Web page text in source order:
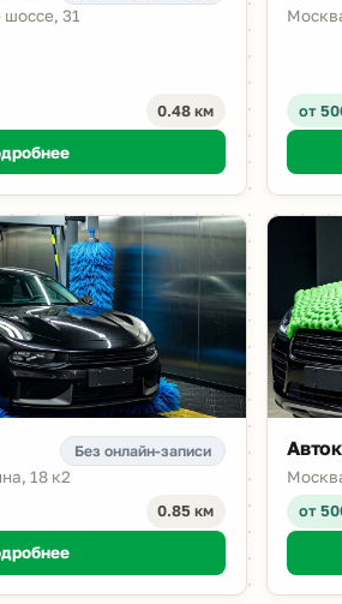
31
0.48 км от
Без онлайн-записи
18 к2
0.85 км
от